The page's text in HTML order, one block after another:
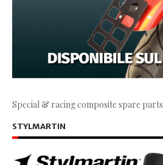
Special & racing composite spare parts
STYLMARTIN